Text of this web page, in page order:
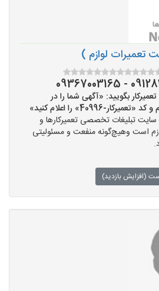
تعمیرات لوازم )
بگویید: «آگهی شما را در
40996» را اعلام کنید»
تبلیغات تخصصی تعمیرکارها و
است وهیچ‌گونه منفعت و مسئولیتی
(افزایش بازدید)